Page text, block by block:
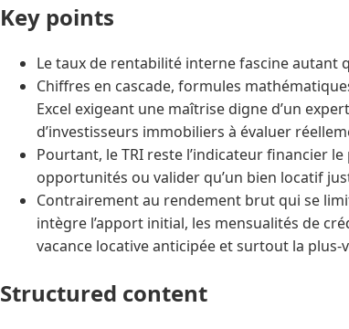
Key points
Le taux de rentabilité interne fascine autant
Chiffres en cascade, formules
Excel exigeant une maîtrise digne d’un
d’investisseurs immobiliers à évaluer
Pourtant, le TRI reste l’indicateur financier
opportunités ou valider qu’un bien locatif
Contrairement au rendement brut qui se
intègre l’apport initial, les mensualités de
vacance locative anticipée et surtout la plus-
Structured content